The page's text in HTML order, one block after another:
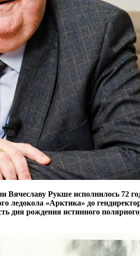
Рукше исполнилось 72
ледокола «Арктика» до
дня рождения истинного